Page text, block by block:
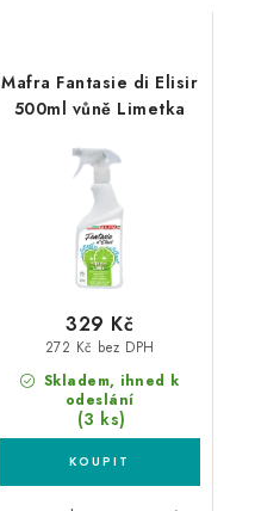
Mafra Fantasie di Elisir
500ml vůně Limetka
Skladem, ihned k
odeslání
(3 ks)
272 Kč bez DPH
329 Kč